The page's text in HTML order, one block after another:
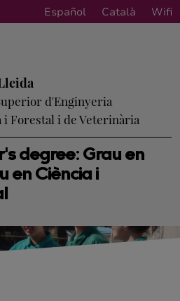
Español Català Wifi
degree: Grau en
en Ciència i
d'Enginyeria
Forestal i de Veterinària